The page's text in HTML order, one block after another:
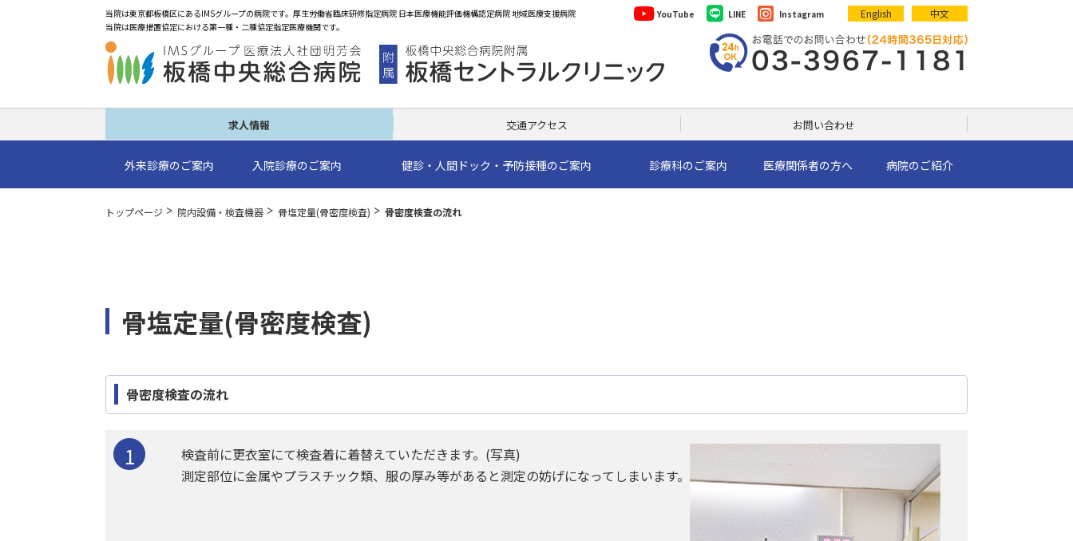
YouTube LINE Instagram English 中文
外来診療のご案内 入院診療のご案内 健診・人間ドック・予防接種のご案内 診療科のご案内 医療関係者の方へ 病院のご紹介
求人情報 交通アクセス お問い合わせ
トップページ 院内設備・検査機器 骨塩定量(骨密度検査) 骨密度検査の流れ
骨塩定量(骨密度検査)
骨密度検査の流れ
検査前に更衣室にて検査着に着替えていただきます。(写真)
測定部位に金属やプラスチック類、服の厚み等があると測定の妨げになってしまいます。